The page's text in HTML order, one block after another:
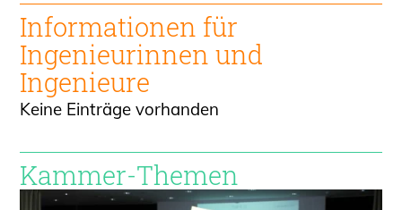
Informationen für
Ingenieurinnen und
Ingenieure
Keine Einträge vorhanden
Kammer-Themen